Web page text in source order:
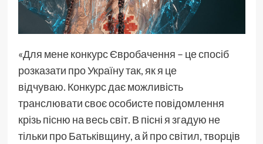
«Для мене конкурс Євробачення – це спосіб
розказати про Україну так, як я це
відчуваю. Конкурс дає можливість
транслювати своє особисте повідомлення
крізь пісню на весь світ. В пісні я згадую не
тільки про Батьківщину, а й про світил, творців